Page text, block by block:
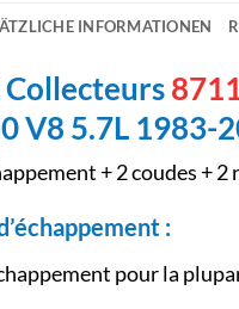
INFORMATIONEN
V8 5.7L
+ 2 coudes +
:
pour la